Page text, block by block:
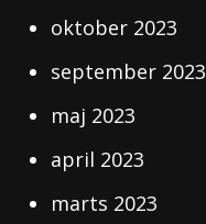
oktober 2023
september 2023
maj 2023
april 2023
marts 2023